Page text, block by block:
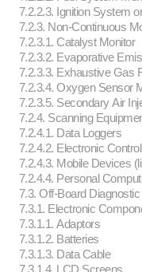
7.2.2.3. Ignition System
7.2.3. Non-Continuous
7.2.3.1. Catalyst Monitor
7.2.3.2. Evaporative
7.2.3.3. Exhaustive Gas
7.2.3.4. Oxygen Sensor
7.2.3.5. Secondary Air
7.2.4. Scanning
7.2.4.1. Data Loggers
7.2.4.2. Electronic
7.2.4.3. Mobile Devices
7.2.4.4. Personal
7.3. Off-Board
7.3.1. Electronic
7.3.1.1. Adaptors
7.3.1.2. Batteries
7.3.1.3. Data Cable